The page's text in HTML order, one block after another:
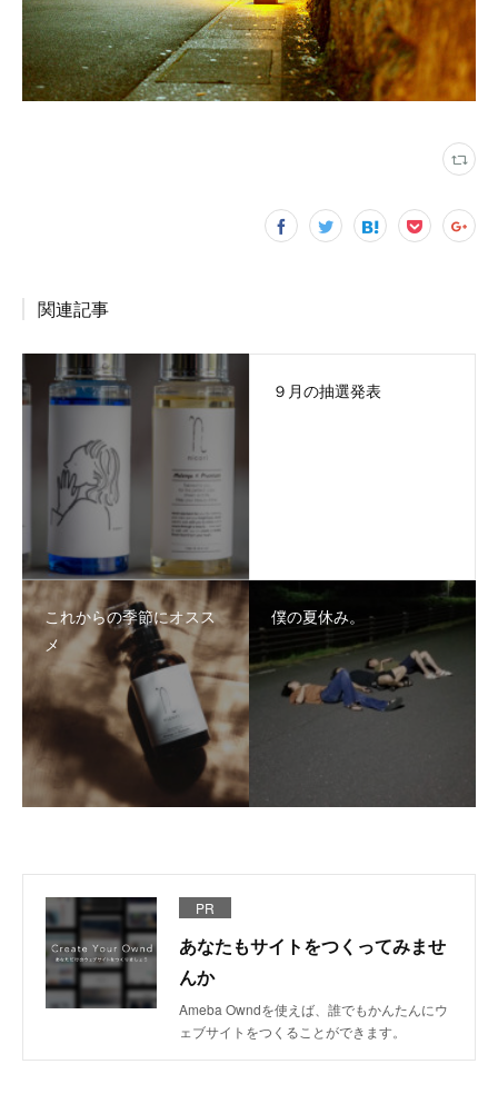
関連記事
９月の抽選発表
これからの季節にオスス
メ
僕の夏休み。
PR
あなたもサイトをつくってみませ
んか
Ameba Owndを使えば、誰でもかんたんにウ
ェブサイトをつくることができます。